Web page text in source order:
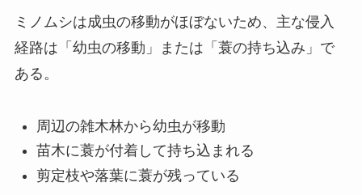
ミノムシは成虫の移動がほぼないため、主な侵入
経路は「幼虫の移動」または「蓑の持ち込み」で
ある。
周辺の雑木林から幼虫が移動
苗木に蓑が付着して持ち込まれる
剪定枝や落葉に蓑が残っている